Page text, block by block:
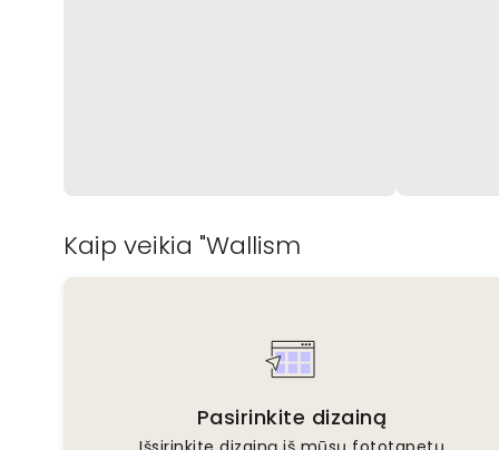
Kaip veikia "Wallism
Pasirinkite dizainą